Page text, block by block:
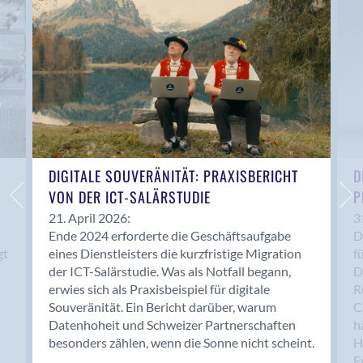
Anwil
Appenzell
Au SG
Baar
Baden
Balsthal
Balzers
Basel
Bassersdorf
Belp
Bendern
Benken (SG)
Bergdietikon
Berlin
Bern
Bern - Liebefeld
DIGITALE SOUVERÄNITÄT: PRAXISBERICHT
VON DER ICT-SALÄRSTUDIE
21. April 2026:
Ende 2024 erforderte die Geschäftsaufgabe
eines Dienstleisters die kurzfristige Migration
der ICT-Salärstudie. Was als Notfall begann,
erwies sich als Praxisbeispiel für digitale
Souveränität. Ein Bericht darüber, warum
Datenhoheit und Schweizer Partnerschaften
besonders zählen, wenn die Sonne nicht scheint.